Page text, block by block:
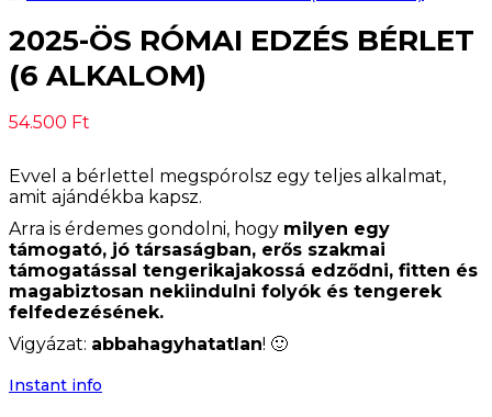
2025-ÖS RÓMAI EDZÉS BÉRLET
(6 ALKALOM)
54.500 Ft
Evvel a bérlettel megspórolsz egy teljes alkalmat,
amit ajándékba kapsz.
Arra is érdemes gondolni, hogy milyen egy
támogató, jó társaságban, erős szakmai
támogatással tengerikajakossá edződni, fitten és
magabiztosan nekiindulni folyók és tengerek
felfedezésének.
Vigyázat: abbahagyhatatlan! 🙂
Instant info